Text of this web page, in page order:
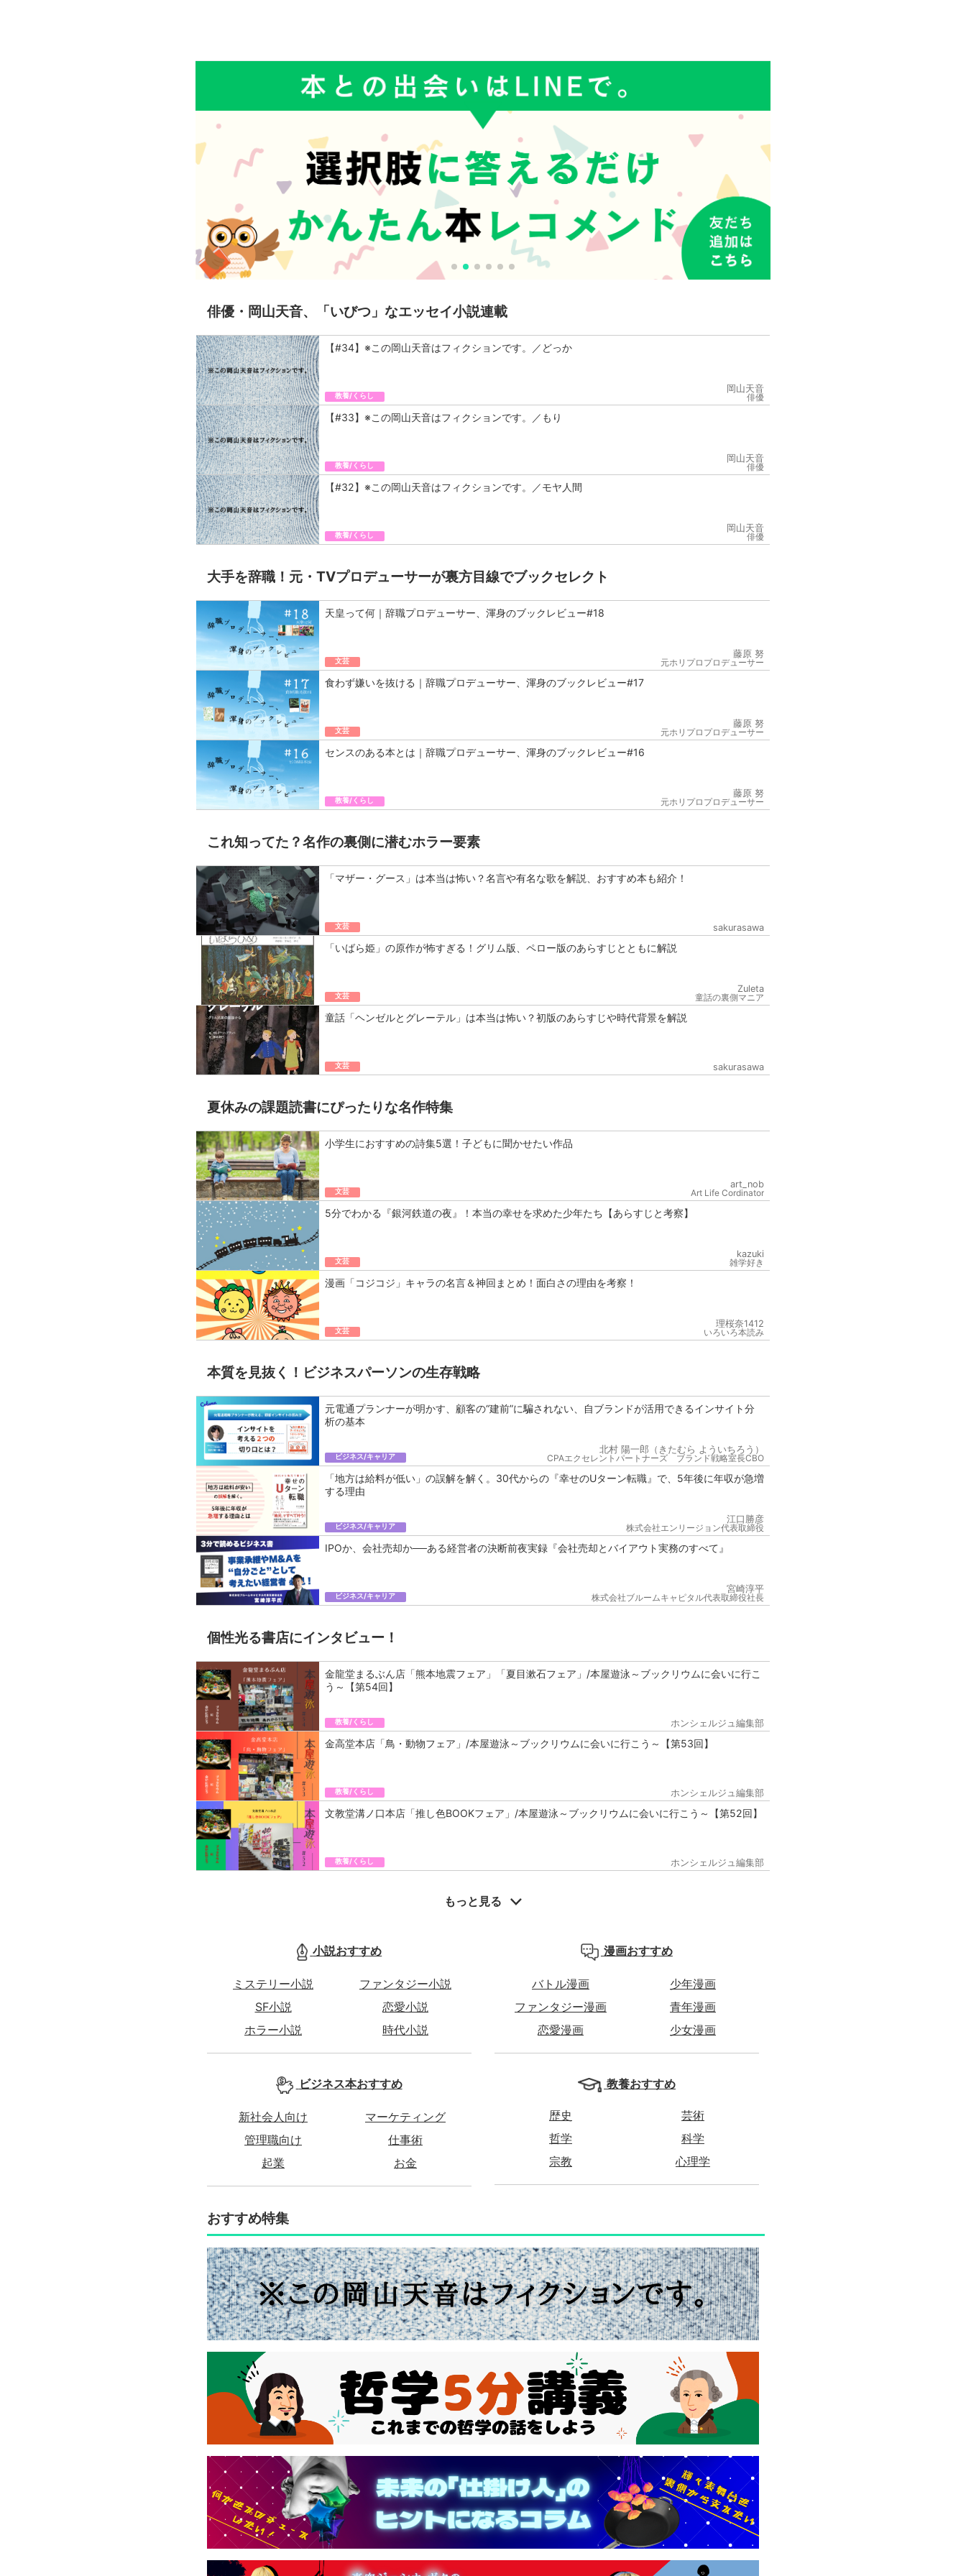
俳優・岡山天音、「いびつ」なエッセイ小説連載
【#34】※この岡山天音はフィクションです。／どっか
教養/くらし
岡山天音
俳優
【#33】※この岡山天音はフィクションです。／もり
教養/くらし
岡山天音
俳優
【#32】※この岡山天音はフィクションです。／モヤ人間
教養/くらし
岡山天音
俳優
大手を辞職！元・TVプロデューサーが裏方目線でブックセレクト
天皇って何｜辞職プロデューサー、渾身のブックレビュー#18
文芸
藤原 努
元ホリプロプロデューサー
食わず嫌いを抜ける｜辞職プロデューサー、渾身のブックレビュー#17
文芸
藤原 努
元ホリプロプロデューサー
センスのある本とは｜辞職プロデューサー、渾身のブックレビュー#16
教養/くらし
藤原 努
元ホリプロプロデューサー
これ知ってた？名作の裏側に潜むホラー要素
「マザー・グース」は本当は怖い？名言や有名な歌を解説、おすすめ本も紹介！
文芸 sakurasawa
「いばら姫」の原作が怖すぎる！グリム版、ペロー版のあらすじとともに解説
文芸
Zuleta
童話の裏側マニア
童話「ヘンゼルとグレーテル」は本当は怖い？初版のあらすじや時代背景を解説
文芸 sakurasawa
夏休みの課題読書にぴったりな名作特集
小学生におすすめの詩集5選！子どもに聞かせたい作品
文芸
art_nob
Art Life Cordinator
5分でわかる『銀河鉄道の夜』！本当の幸せを求めた少年たち【あらすじと考察】
文芸
kazuki
雑学好き
漫画「コジコジ」キャラの名言＆神回まとめ！面白さの理由を考察！
文芸
理桜奈1412
いろいろ本読み
本質を見抜く！ビジネスパーソンの生存戦略
元電通プランナーが明かす、顧客の“建前”に騙されない、自ブランドが活用できるインサイト分
析の基本
ビジネス/キャリア
北村 陽一郎（きたむら よういちろう）
CPAエクセレントパートナーズ ブランド戦略室長CBO
「地方は給料が低い」の誤解を解く。30代からの『幸せのUターン転職』で、5年後に年収が急増
する理由
ビジネス/キャリア
江口勝彦
株式会社エンリージョン代表取締役
IPOか、会社売却か──ある経営者の決断前夜実録『会社売却とバイアウト実務のすべて』
ビジネス/キャリア
宮崎淳平
株式会社ブルームキャピタル代表取締役社長
個性光る書店にインタビュー！
金龍堂まるぶん店「熊本地震フェア」「夏目漱石フェア」/本屋遊泳～ブックリウムに会いに行こ
う～【第54回】
教養/くらし ホンシェルジュ編集部
金高堂本店「鳥・動物フェア」/本屋遊泳～ブックリウムに会いに行こう～【第53回】
教養/くらし ホンシェルジュ編集部
文教堂溝ノ口本店「推し色BOOKフェア」/本屋遊泳～ブックリウムに会いに行こう～【第52回】
教養/くらし ホンシェルジュ編集部
もっと見る
小説おすすめ
ミステリー小説
ファンタジー小説
SF小説
恋愛小説
ホラー小説
時代小説
漫画おすすめ
バトル漫画
少年漫画
ファンタジー漫画
青年漫画
恋愛漫画
少女漫画
ビジネス本おすすめ
新社会人向け
マーケティング
管理職向け
仕事術
起業
お金
教養おすすめ
歴史
芸術
哲学
科学
宗教
心理学
おすすめ特集